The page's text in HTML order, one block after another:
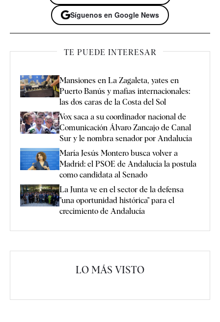
Síguenos en Google News
TE PUEDE INTERESAR
Mansiones en La Zagaleta, yates en
Puerto Banús y mafias internacionales:
las dos caras de la Costa del Sol
Vox saca a su coordinador nacional de
Comunicación Álvaro Zancajo de Canal
Sur y le nombra senador por Andalucía
María Jesús Montero busca volver a
Madrid: el PSOE de Andalucía la postula
como candidata al Senado
La Junta ve en el sector de la defensa
"una oportunidad histórica" para el
crecimiento de Andalucía
LO MÁS VISTO